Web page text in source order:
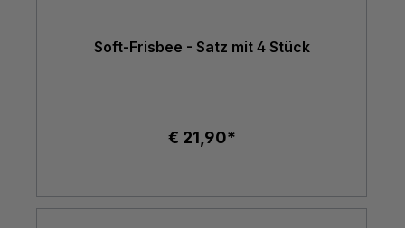
Soft-Frisbee - Satz mit 4 Stück
€ 21,90*